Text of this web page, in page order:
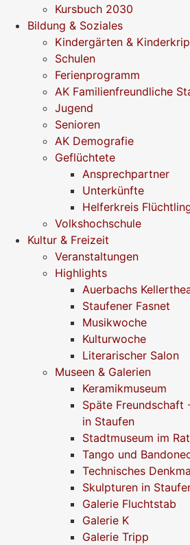
Kursbuch 2030
Bildung & Soziales
Kindergärten &
Schulen
Ferienprogramm
AK Familienfreundliche
Jugend
Senioren
AK Demografie
Geflüchtete
Ansprechpartner
Unterkünfte
Helferkreis
Volkshochschule
Kultur & Freizeit
Veranstaltungen
Highlights
Auerbachs
Staufener Fasnet
Musikwoche
Kulturwoche
Literarischer Salon
Museen & Galerien
Keramikmuseum
Späte Freundschaft
in Staufen
Stadtmuseum im
Tango und
Technisches
Skulpturen in
Galerie Fluchtstab
Galerie K
Galerie Tripp